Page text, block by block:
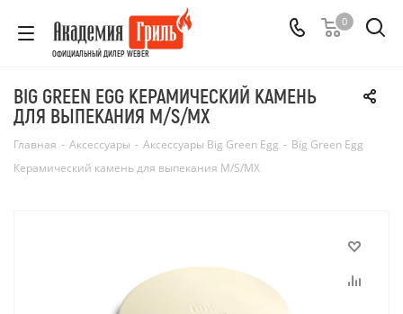
ОФИЦИАЛЬНЫЙ ДИЛЕР WEBER
0
BIG GREEN EGG КЕРАМИЧЕСКИЙ КАМЕНЬ
ДЛЯ ВЫПЕКАНИЯ M/S/MX
Главная - Аксессуары - Аксессуары Big Green Egg - Big Green Egg
Керамический камень для выпекания M/S/MX